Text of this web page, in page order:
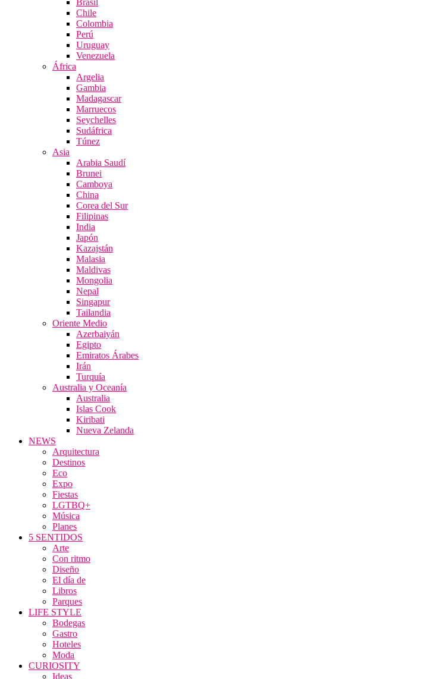
Brasil
Chile
Colombia
Perú
Uruguay
Venezuela
África
Argelia
Gambia
Madagascar
Marruecos
Seychelles
Sudáfrica
Túnez
Asia
Arabia Saudí
Brunei
Camboya
China
Corea del Sur
Filipinas
India
Japón
Kazajstán
Malasia
Maldivas
Mongolia
Nepal
Singapur
Tailandia
Oriente Medio
Azerbaiyán
Egipto
Emiratos Árabes
Irán
Turquía
Australia y Oceanía
Australia
Islas Cook
Kiribati
Nueva Zelanda
NEWS
Arquitectura
Destinos
Eco
Expo
Fiestas
LGTBQ+
Música
Planes
5 SENTIDOS
Arte
Con ritmo
Diseño
El día de
Libros
Parques
LIFE STYLE
Bodegas
Gastro
Hoteles
Moda
CURIOSITY
Ideas